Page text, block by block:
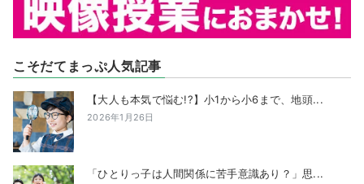
こそだてまっぷ人気記事
【大人も本気で悩む!?】小1から小6まで、地頭...
2026年1月26日
「ひとりっ子は人間関係に苦手意識あり？」思...